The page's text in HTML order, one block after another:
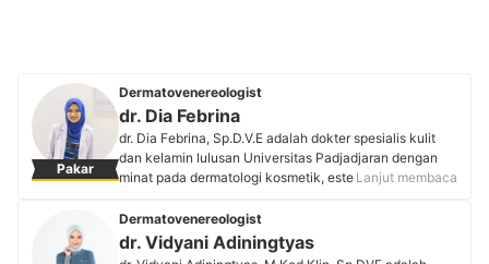
Pakar
Dermatovenereologist
dr. Dia Febrina
dr. Dia Febrina, Sp.D.V.E adalah dokter spesialis kulit
dan kelamin lulusan Universitas Padjadjaran dengan
minat pada dermatologi kosmetik, estetik, dan tumor
Dr. Derm Skin Care, beliau aktif mengedukasi
masyarakat tentang kesehatan kulit dan estetik melalui
konsultasi langsung maupun media sosial demi
Lanjut membaca
Dermatovenereologist
dr. Vidyani Adiningtyas